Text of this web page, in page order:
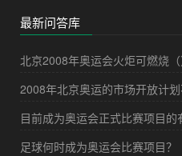
最新问答库
北京2008年奥运会火炬可燃烧（
2008年北京奥运的市场开放计划
目前成为奥运会正式比赛项目的
足球何时成为奥运会比赛项目？